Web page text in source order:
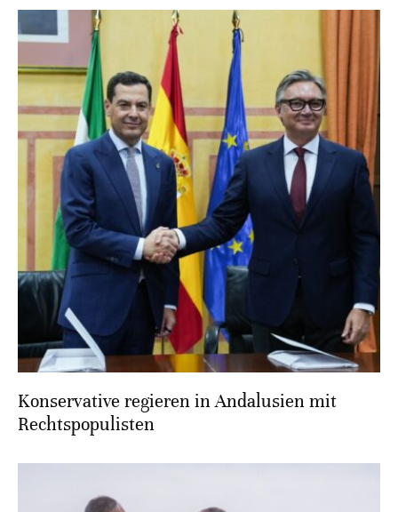
Konservative regieren in Andalusien mit
Rechtspopulisten